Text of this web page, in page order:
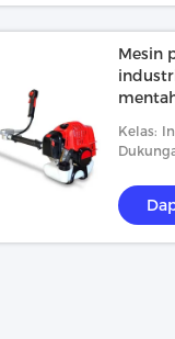
Mesin
Kelas: